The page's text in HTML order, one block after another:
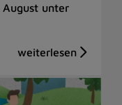
unter